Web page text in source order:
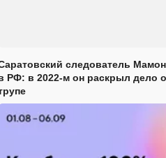
следователь
РФ: в 2022-м он раскрыл дело